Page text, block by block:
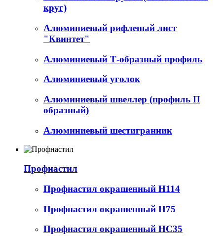
круг)
Алюминиевый рифленый лист
"Квинтет"
Алюминиевый Т-образный профиль
Алюминиевый уголок
Алюминиевый швеллер (профиль П
образный)
Алюминиевый шестигранник
Профнастил
Профнастил окрашенный Н114
Профнастил окрашенный Н75
Профнастил окрашенный НС35